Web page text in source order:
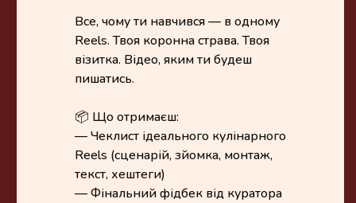
Все, чому ти навчився — в одному
Reels. Твоя коронна страва. Твоя
візитка. Відео, яким ти будеш
пишатись.
📦 Що отримаєш:
— Чеклист ідеального кулінарного
Reels (сценарій, зйомка, монтаж,
текст, хештеги)
— Фінальний фідбек від куратора